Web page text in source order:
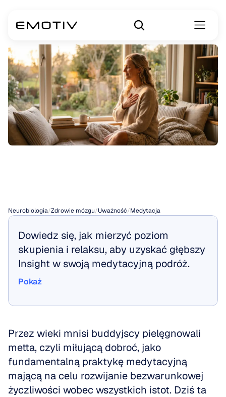
Neurobiologia/Zdrowie mózgu/Uważność/Medytacja
Dowiedz się, jak mierzyć poziom
skupienia i relaksu, aby uzyskać głębszy
Insight w swoją medytacyjną podróż.
Pokaż
Przez wieki mnisi buddyjscy pielęgnowali
metta, czyli miłującą dobroć, jako
fundamentalną praktykę medytacyjną
mającą na celu rozwijanie bezwarunkowej
życzliwości wobec wszystkich istot. Dziś ta